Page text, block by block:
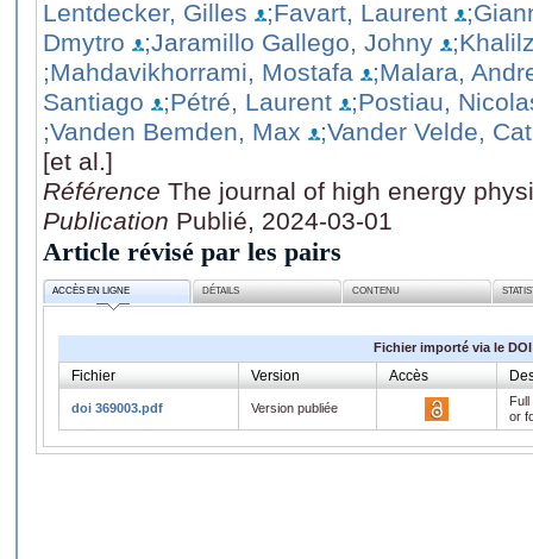
Lentdecker, Gilles
;Favart, Laurent
Dmytro
;Jaramillo Gallego, Johny
;Mahdavikhorrami, Mostafa
;Malara,
Santiago
;Pétré, Laurent
;Postiau,
;Vanden Bemden, Max
;Vander Velde,
[et al.]
Référence The journal of high energy
Publication Publié, 2024-03-01
Article révisé par les pairs
ACCÈS EN LIGNE DÉTAILS CONTENU
Fichier importé via le DOI
Fichier Version Accès
doi 369003.pdf Version publiée
or